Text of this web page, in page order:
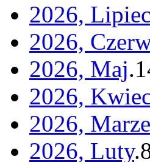
2026, Lipiec
2026,
2026, Maj.
2026,
2026,
2026, Luty.